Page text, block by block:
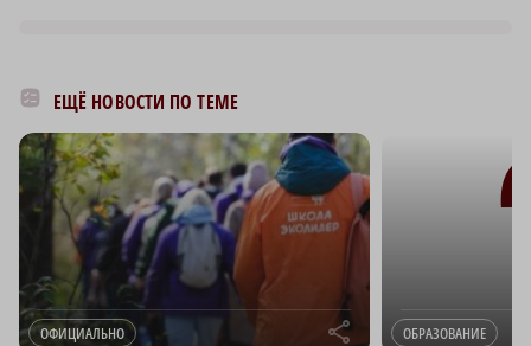
ЕЩЁ НОВОСТИ ПО ТЕМЕ
ОФИЦИАЛЬНО r ОБРАЗОВАНИЕ